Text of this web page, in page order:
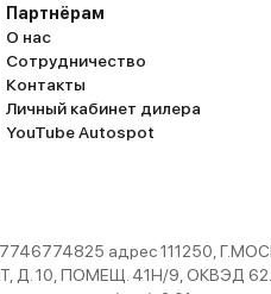
Партнёрам
О нас
Сотрудничество
Контакты
Личный кабинет дилера
YouTube Autospot
адрес 111250,
ПОМЕЩ. 41Н/9, ОКВЭД 62.0)